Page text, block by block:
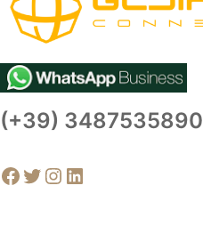
(+39) 3487535890
Facebook Twitter Instagram LinkedIn